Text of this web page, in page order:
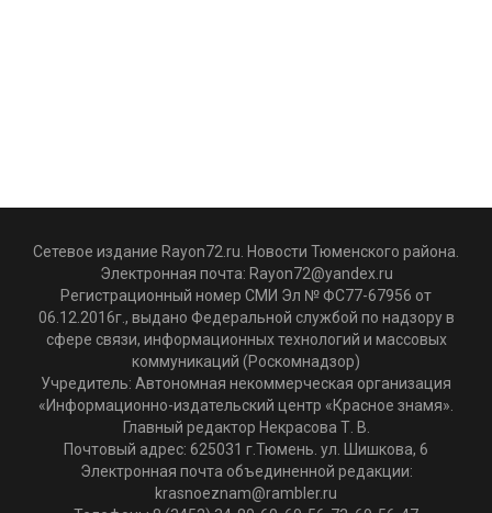
Сетевое издание Rayon72.ru. Новости Тюменского района.
Электронная почта: Rayon72@yandex.ru
Регистрационный номер СМИ Эл № ФС77-67956 от
06.12.2016г., выдано Федеральной службой по надзору в
сфере связи, информационных технологий и массовых
коммуникаций (Роскомнадзор)
Учредитель: Автономная некоммерческая организация
«Информационно-издательский центр «Красное знамя».
Главный редактор Некрасова Т. В.
Почтовый адрес: 625031 г.Тюмень. ул. Шишкова, 6
Электронная почта объединенной редакции:
krasnoeznam@rambler.ru